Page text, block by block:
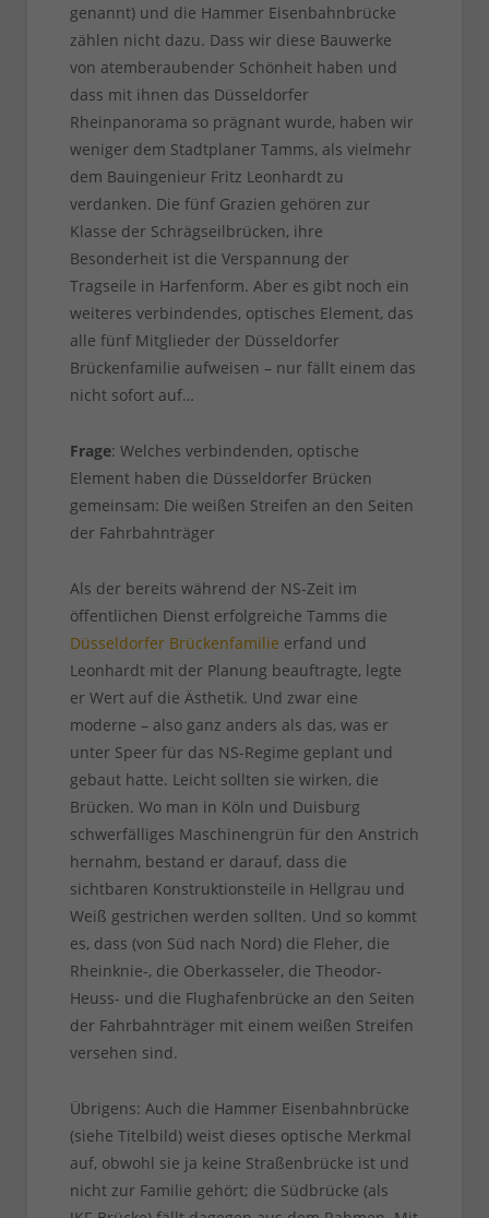
genannt) und die Hammer Eisenbahnbrücke
zählen nicht dazu. Dass wir diese Bauwerke
von atemberaubender Schönheit haben und
dass mit ihnen das Düsseldorfer
Rheinpanorama so prägnant wurde, haben wir
weniger dem Stadtplaner Tamms, als vielmehr
dem Bauingenieur Fritz Leonhardt zu
verdanken. Die fünf Grazien gehören zur
Klasse der Schrägseilbrücken, ihre
Besonderheit ist die Verspannung der
Tragseile in Harfenform. Aber es gibt noch ein
weiteres verbindendes, optisches Element, das
alle fünf Mitglieder der Düsseldorfer
Brückenfamilie aufweisen – nur fällt einem das
nicht sofort auf…
Frage: Welches verbindenden, optische
Element haben die Düsseldorfer Brücken
gemeinsam: Die weißen Streifen an den Seiten
der Fahrbahnträger
Als der bereits während der NS-Zeit im
öffentlichen Dienst erfolgreiche Tamms die
Düsseldorfer Brückenfamilie erfand und
Leonhardt mit der Planung beauftragte, legte
er Wert auf die Ästhetik. Und zwar eine
moderne – also ganz anders als das, was er
unter Speer für das NS-Regime geplant und
gebaut hatte. Leicht sollten sie wirken, die
Brücken. Wo man in Köln und Duisburg
schwerfälliges Maschinengrün für den Anstrich
hernahm, bestand er darauf, dass die
sichtbaren Konstruktionsteile in Hellgrau und
Weiß gestrichen werden sollten. Und so kommt
es, dass (von Süd nach Nord) die Fleher, die
Rheinknie-, die Oberkasseler, die Theodor-
Heuss- und die Flughafenbrücke an den Seiten
der Fahrbahnträger mit einem weißen Streifen
versehen sind.
Übrigens: Auch die Hammer Eisenbahnbrücke
(siehe Titelbild) weist dieses optische Merkmal
auf, obwohl sie ja keine Straßenbrücke ist und
nicht zur Familie gehört; die Südbrücke (als